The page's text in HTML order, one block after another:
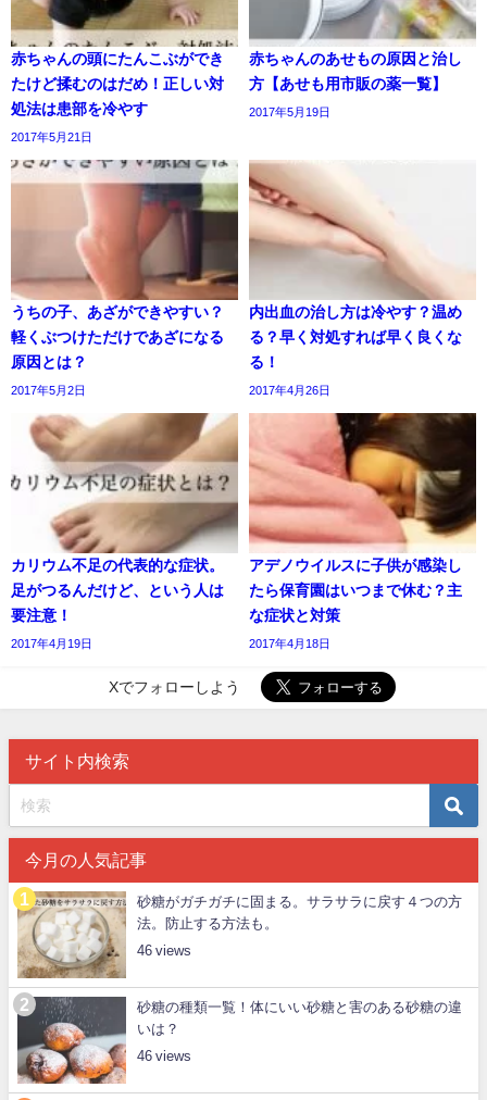
赤ちゃんの頭にたんこぶができ
たけど揉むのはだめ！正しい対
処法は患部を冷やす
2017年5月21日
赤ちゃんのあせもの原因と治し
方【あせも用市販の薬一覧】
2017年5月19日
うちの子、あざができやすい？
軽くぶつけただけであざになる
原因とは？
2017年5月2日
内出血の治し方は冷やす？温め
る？早く対処すれば早く良くな
る！
2017年4月26日
カリウム不足の代表的な症状。
足がつるんだけど、という人は
要注意！
2017年4月19日
アデノウイルスに子供が感染し
たら保育園はいつまで休む？主
な症状と対策
2017年4月18日
Xでフォローしよう
サイト内検索
今月の人気記事
砂糖がガチガチに固まる。サラサラに戻す４つの方
法。防止する方法も。
46
砂糖の種類一覧！体にいい砂糖と害のある砂糖の違
いは？
46